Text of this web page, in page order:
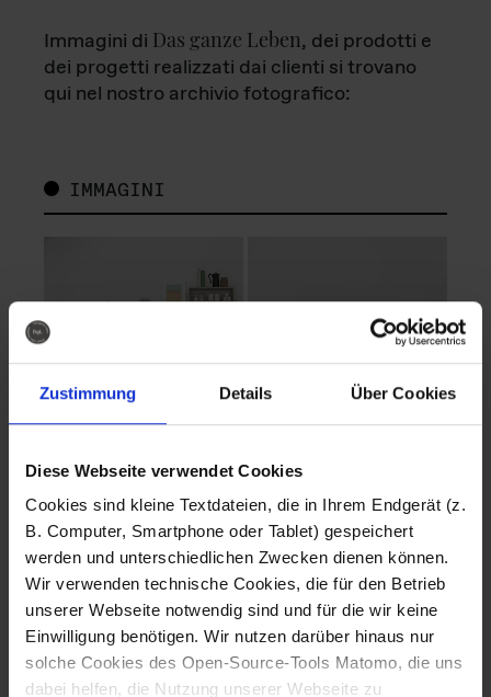
Zustimmung Details Über Cookies
Diese Webseite verwendet Cookies
Cookies sind kleine Textdateien, die in Ihrem Endgerät (z.
B. Computer, Smartphone oder Tablet) gespeichert
werden und unterschiedlichen Zwecken dienen können.
Wir verwenden technische Cookies, die für den Betrieb
unserer Webseite notwendig sind und für die wir keine
Einwilligung benötigen. Wir nutzen darüber hinaus nur
solche Cookies des Open-Source-Tools Matomo, die uns
dabei helfen, die Nutzung unserer Webseite zu
Immagini di Das ganze Leben, dei prodotti e
dei progetti realizzati dai clienti si trovano
qui nel nostro archivio fotografico:
IMMAGINI
Fotografo: Lorenz
Sternbach
Download
Fotografo: Lorenz
Sternbach
Download